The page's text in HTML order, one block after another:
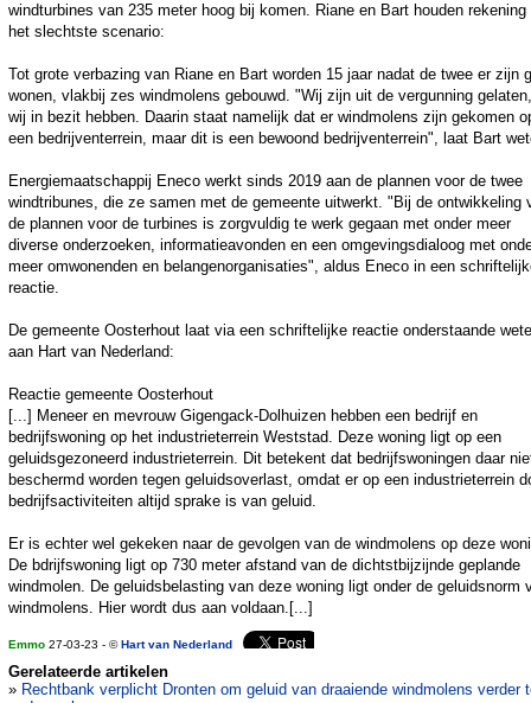
windturbines van 235 meter hoog bij komen. Riane en Bart houden rekening
het slechtste scenario:
Tot grote verbazing van Riane en Bart worden 15 jaar nadat de twee er zijn
wonen, vlakbij zes windmolens gebouwd. "Wij zijn uit de vergunning
wij in bezit hebben. Daarin staat namelijk dat er windmolens zijn gekomen
een bedrijventerrein, maar dit is een bewoond bedrijventerrein", laat Bart
Energiemaatschappij Eneco werkt sinds 2019 aan de plannen voor de twee
windtribunes, die ze samen met de gemeente uitwerkt. "Bij de ontwikkeling
de plannen voor de turbines is zorgvuldig te werk gegaan met onder meer
diverse onderzoeken, informatieavonden en een omgevingsdialoog met
meer omwonenden en belangenorganisaties", aldus Eneco in een
reactie.
De gemeente Oosterhout laat via een schriftelijke reactie onderstaande
aan Hart van Nederland:
Reactie gemeente Oosterhout
[...] Meneer en mevrouw Gigengack-Dolhuizen hebben een bedrijf en
bedrijfswoning op het industrieterrein Weststad. Deze woning ligt op een
geluidsgezoneerd industrieterrein. Dit betekent dat bedrijfswoningen daar
beschermd worden tegen geluidsoverlast, omdat er op een industrieterrein
bedrijfsactiviteiten altijd sprake is van geluid.
Er is echter wel gekeken naar de gevolgen van de windmolens op deze
De bdrijfswoning ligt op 730 meter afstand van de dichtstbijzijnde geplande
windmolen. De geluidsbelasting van deze woning ligt onder de geluidsnorm
windmolens. Hier wordt dus aan voldaan.[...]
Emmo 27-03-23 - ©Hart van Nederland
Gerelateerde artikelen
» Rechtbank verplicht Dronten om geluid van draaiende windmolens verder